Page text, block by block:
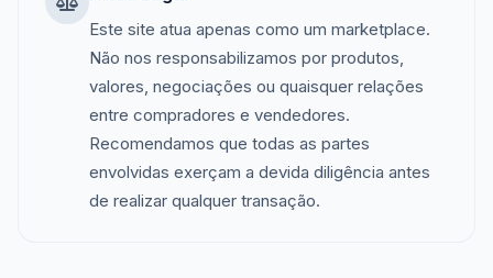
Este site atua apenas como um marketplace.
Não nos responsabilizamos por produtos,
valores, negociações ou quaisquer relações
entre compradores e vendedores.
Recomendamos que todas as partes
envolvidas exerçam a devida diligência antes
de realizar qualquer transação.